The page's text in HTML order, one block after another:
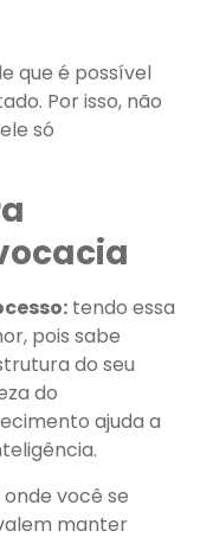
que é possível
Por isso, não
só
tendo essa
pois sabe
do seu
do
ajuda a
onde você se
manter